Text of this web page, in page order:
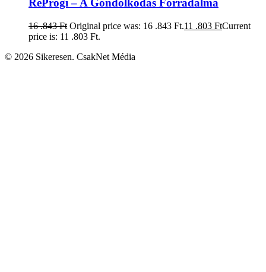
ReProgi – A Gondolkodás Forradalma
16 .843Ft Original price was: 16 .843 Ft.11 .803 FtCurrent
price is: 11 .803 Ft.
© 2026 Sikeresen. CsakNet Média